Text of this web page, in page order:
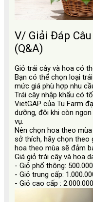
V/ Giải Đáp
(Q&A)
Giỏ trái cây và hoa có
Bạn có thể chọn loại
mức giá phù hợp nhu
Trái cây nhập khẩu có
VietGAP của Tu Farm
dưỡng, đôi khi còn
vụ.
Nên chọn hoa theo
sở thích, hãy chọn theo
hoa theo mùa sẽ đảm
Giá giỏ trái cây và hoa
- Giỏ phổ thông:
- Giỏ trung cấp:
- Giỏ cao cấp :